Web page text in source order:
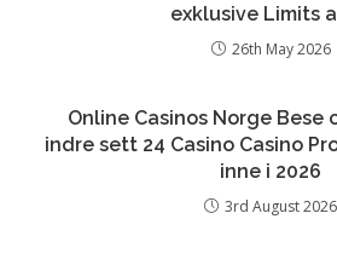
exklusive Limits
26th May 2026
Online Casinos Norge Bese
indre sett 24 Casino Casino
inne i 2026
3rd August 2026